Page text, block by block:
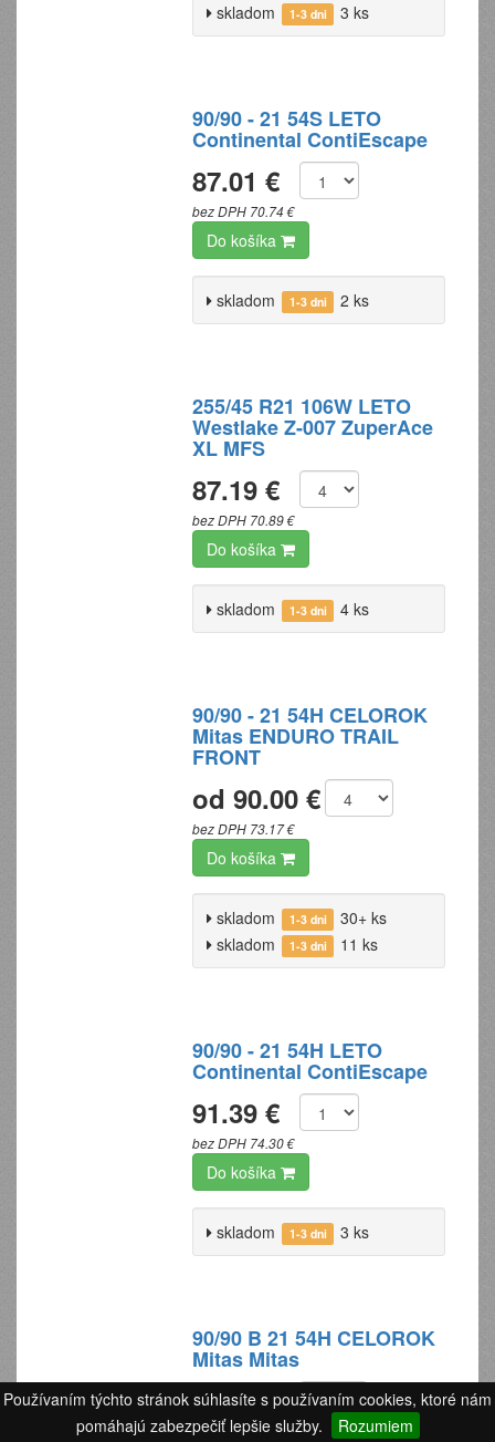
skladom 1-3 dni 3 ks
90/90 - 21 54S LETO
Continental ContiEscape
87.01 €
bez DPH 70.74 €
Do košíka
skladom 1-3 dni 2 ks
255/45 R21 106W LETO
Westlake Z-007 ZuperAce
XL MFS
87.19 €
bez DPH 70.89 €
Do košíka
skladom 1-3 dni 4 ks
90/90 - 21 54H CELOROK
Mitas ENDURO TRAIL
FRONT
od 90.00 €
bez DPH 73.17 €
Do košíka
skladom 1-3 dni
30+ ks
skladom
1-3 dni 11 ks
90/90 - 21 54H LETO
Continental ContiEscape
91.39 €
bez DPH 74.30 €
Do košíka
skladom 1-3 dni 3 ks
90/90 B 21 54H CELOROK
Mitas Mitas
92.29 €
bez DPH 75.03 €
Používaním týchto stránok súhlasíte s používaním cookies, ktoré nám
pomáhajú zabezpečiť lepšie služby.
Rozumiem